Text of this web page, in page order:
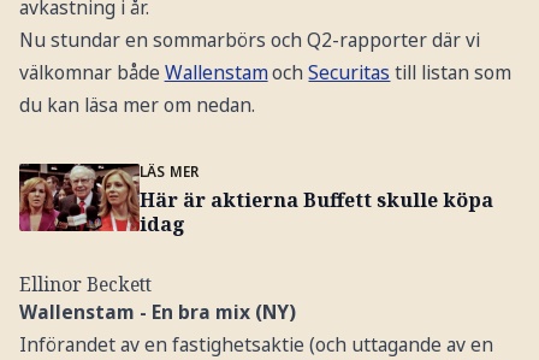
avkastning i år.
Nu stundar en sommarbörs och Q2-rapporter där vi
välkomnar både WallenstamochSecuritas till listan som
du kan läsa mer om nedan.
LÄS MER
Här är aktierna Buffett skulle köpa
idag
Ellinor Beckett
Wallenstam - En bra mix (NY)
Införandet av en fastighetsaktie (och uttagande av en